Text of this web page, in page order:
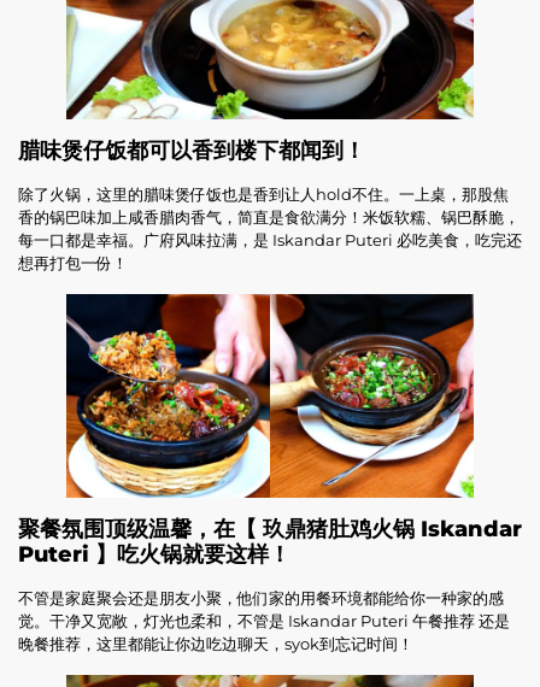
腊味煲仔饭都可以香到楼下都闻到！
除了火锅，这里的腊味煲仔饭也是香到让人hold不住。一上桌，那股焦
香的锅巴味加上咸香腊肉香气，简直是食欲满分！米饭软糯、锅巴酥脆，
每一口都是幸福。广府风味拉满，是 Iskandar Puteri 必吃美食，吃完还
想再打包一份！
聚餐氛围顶级温馨，在【 玖鼎猪肚鸡火锅 Iskandar
Puteri 】吃火锅就要这样！
不管是家庭聚会还是朋友小聚，他们家的用餐环境都能给你一种家的感
觉。干净又宽敞，灯光也柔和，不管是 Iskandar Puteri 午餐推荐 还是
晚餐推荐，这里都能让你边吃边聊天，syok到忘记时间！